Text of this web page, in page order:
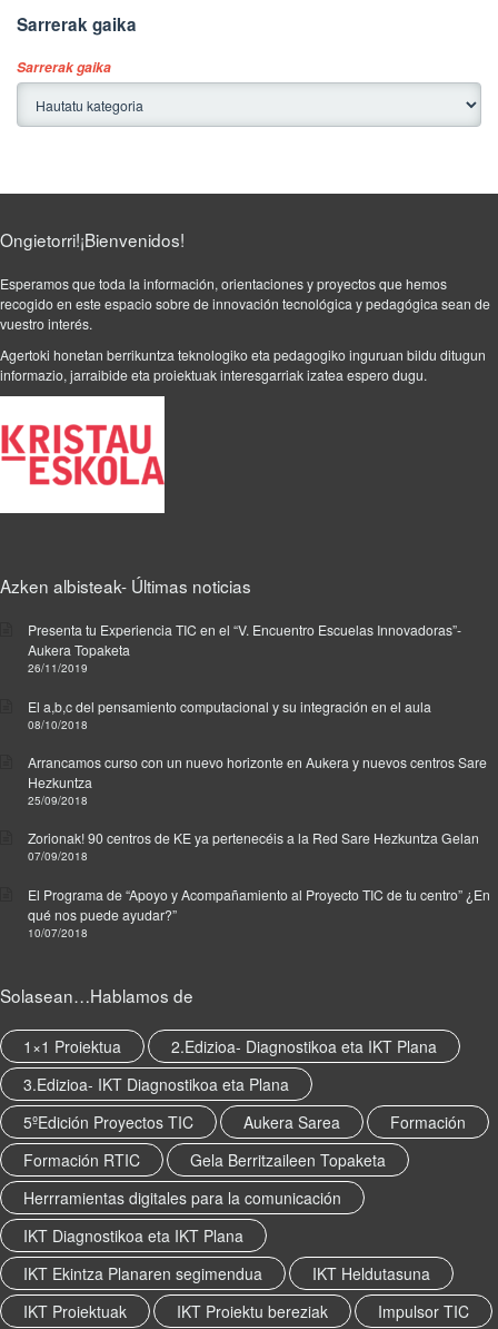
Sarrerak gaika
Sarrerak gaika
Ongietorri!¡Bienvenidos!
Esperamos que toda la información, orientaciones y proyectos que hemos
recogido en este espacio sobre de innovación tecnológica y pedagógica sean de
vuestro interés.
Agertoki honetan berrikuntza teknologiko eta pedagogiko inguruan bildu ditugun
informazio, jarraibide eta proiektuak interesgarriak izatea espero dugu.
Azken albisteak- Últimas noticias
Presenta tu Experiencia TIC en el “V. Encuentro Escuelas Innovadoras”-
Aukera Topaketa
26/11/2019
El a,b,c del pensamiento computacional y su integración en el aula
08/10/2018
Arrancamos curso con un nuevo horizonte en Aukera y nuevos centros Sare
Hezkuntza
25/09/2018
Zorionak! 90 centros de KE ya pertenecéis a la Red Sare Hezkuntza Gelan
07/09/2018
El Programa de “Apoyo y Acompañamiento al Proyecto TIC de tu centro” ¿En
qué nos puede ayudar?”
10/07/2018
Solasean…Hablamos de
1×1 Proiektua
2.Edizioa- Diagnostikoa eta IKT Plana
3.Edizioa- IKT Diagnostikoa eta Plana
5ºEdición Proyectos TIC
Aukera Sarea
Formación
Formación RTIC
Gela Berritzaileen Topaketa
Herrramientas digitales para la comunicación
IKT Diagnostikoa eta IKT Plana
IKT Ekintza Planaren segimendua
IKT Heldutasuna
IKT Proiektuak
IKT Proiektu bereziak Impulsor TIC